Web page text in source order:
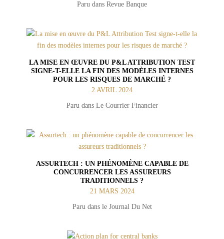
Paru dans Revue Banque
LA MISE EN ŒUVRE DU P&L ATTRIBUTION TEST
SIGNE-T-ELLE LA FIN DES MODÈLES INTERNES
POUR LES RISQUES DE MARCHÉ ?
2 AVRIL 2024
Paru dans Le Courrier Financier
ASSURTECH : UN PHÉNOMÈNE CAPABLE DE
CONCURRENCER LES ASSUREURS
TRADITIONNELS ?
21 MARS 2024
Paru dans le Journal Du Net